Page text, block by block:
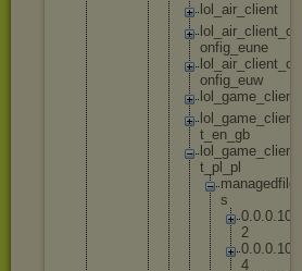
lo
air_ cl ient
lo
air_ cl ient _c
onfig_ eune
lo
air_ cl ient _c
onfig_ euw
lo
game _c lien
lo
game _c lien
t_ en _gb
lo
game _c lien
t_ pl _p
managedfi e
s
0.0.0.10
2
0.0.0.10
4